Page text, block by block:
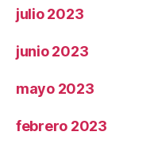
julio 2023
junio 2023
mayo 2023
febrero 2023